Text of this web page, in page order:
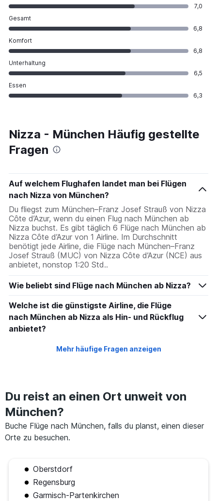
7,0
Gesamt
6,8
Komfort
6,8
Unterhaltung
6,5
Essen
6,3
Nizza - München Häufig gestellte
Fragen
Auf welchem Flughafen landet man bei Flügen
nach Nizza von München?
Du fliegst zum München–Franz Josef Strauß von Nizza
Côte d’Azur, wenn du einen Flug nach München ab
Nizza buchst. Es gibt täglich 6 Flüge nach München ab
Nizza Côte d’Azur von 1 Airline. Im Durchschnitt
benötigt jede Airline, die Flüge nach München–Franz
Josef Strauß (MUC) von Nizza Côte d’Azur (NCE) aus
anbietet, nonstop 1:20 Std..
Wie beliebt sind Flüge nach München ab Nizza?
Welche ist die günstigste Airline, die Flüge
nach München ab Nizza als Hin- und Rückflug
anbietet?
Mehr häufige Fragen anzeigen
Du reist an einen Ort unweit von
München?
Buche Flüge nach München, falls du planst, einen dieser
Orte zu besuchen.
Oberstdorf
Regensburg
Garmisch-Partenkirchen